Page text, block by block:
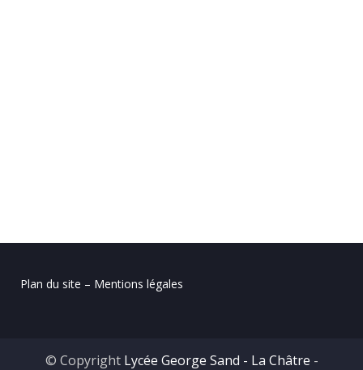
Plan du site – Mentions légales
© Copyright Lycée George Sand - La Châtre -